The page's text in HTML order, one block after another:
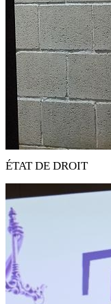
ÉTAT DE DROIT